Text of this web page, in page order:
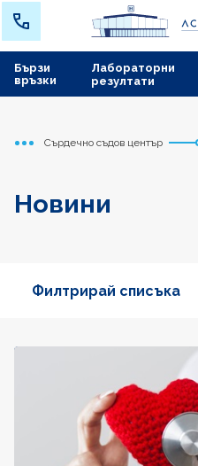
Лабораторни
резултати
Бързи
връзки
Начало
Сърдечно съдов център
Новини
Филтрирай списъка